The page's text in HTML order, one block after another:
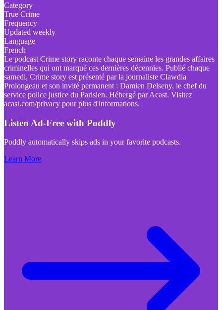
Category
True Crime
Frequency
Updated weekly
Language
French
Le podcast Crime story raconte chaque semaine les grandes affaires
criminelles qui ont marqué ces dernières décennies. Publié chaque
samedi, Crime story est présenté par la journaliste Clawdia
Prolongeau et son invité permanent : Damien Delseny, le chef du
service police justice du Parisien. Hébergé par Acast. Visitez
acast.com/privacy pour plus d'informations.
Listen Ad-Free with Poddly
Poddly automatically skips ads in your favorite podcasts.
Learn More